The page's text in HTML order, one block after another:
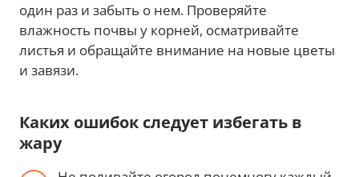
один раз и забыть о нем. Проверяйте
влажность почвы у корней, осматривайте
листья и обращайте внимание на новые цветы
и завязи.
Каких ошибок следует избегать в
жару